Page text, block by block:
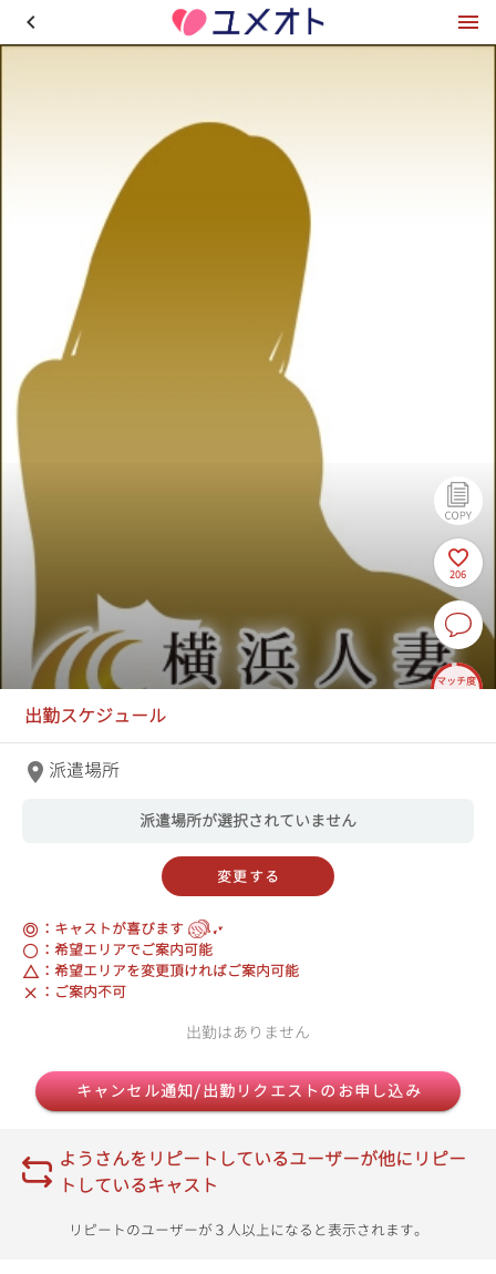
よう 34歳
T164 85(E)-56-84
ヘルス
横浜人妻セレブリティ
120分
¥30,000～
206
マッチ度
信頼度
出勤スケジュール
派遣場所
派遣場所が選択されていません
変更する
：キャストが喜びます
：希望エリアでご案内可能
：希望エリアを変更頂ければご案内可能
：ご案内不可
出勤はありません
キャンセル通知/出勤リクエストのお申し込み
ようさんをリピートしているユーザーが他にリピー
トしているキャスト
リピートのユーザーが３人以上になると表示されます。